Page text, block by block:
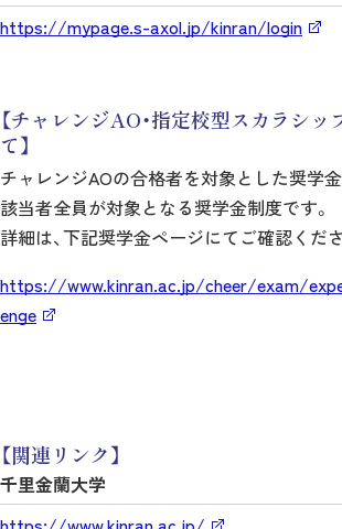
https://mypage.s-axol.jp/kinran/login
【チャレンジAO・指定校型スカラシッ
て】
チャレンジAOの合格者を対象とした奨学
該当者全員が対象となる奨学金制度です。
詳細は、下記奨学金ページにてご確認くださ
https://www.kinran.ac.jp/cheer/exam/
enge
【関連リンク】
千里金蘭大学